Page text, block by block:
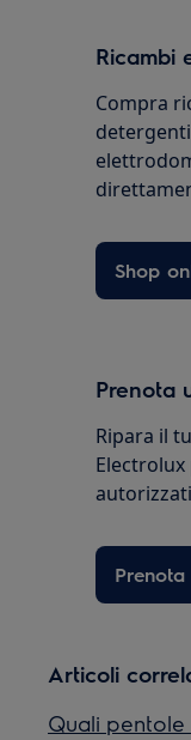
Ricambi
Compra
Shop
Prenota
Ripara il
Prenota
Articoli
Quali